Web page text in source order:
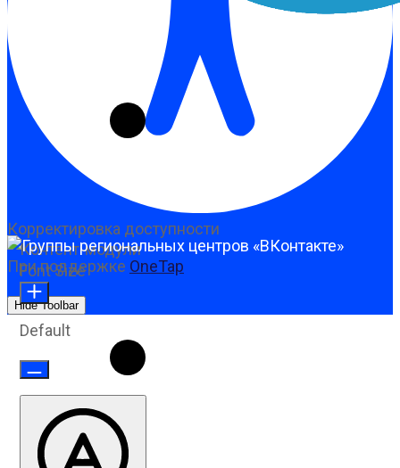
Корректировка доступности
При поддержке OneTap
Hide Toolbar
Контент-модули
Font Size
Default